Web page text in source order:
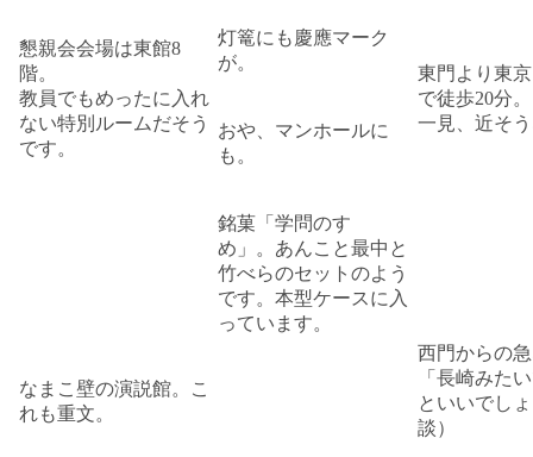
灯篭にも慶應マーク
が。
おや、マンホールに
も。
銘菓「学問のすゝ
め」。あんこと最中と
竹べらのセットのよう
です。本型ケースに入
っています。
懇親会会場は東館8
階。
教員でもめったに入れ
ない特別ルームだそう
です。
東門より東
で徒歩20分。
一見、近そ
なまこ壁の演説館。こ
れも重文。
西門からの
「長崎みた
といいでし
談）